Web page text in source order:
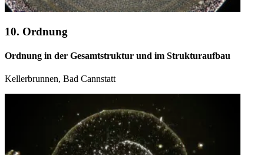
10. Ordnung
Ordnung in der Gesamtstruktur und im Strukturaufbau
Kellerbrunnen, Bad Cannstatt